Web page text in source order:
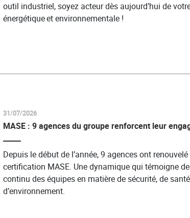
outil industriel, soyez acteur dès aujourd’hui de
énergétique et environnementale !
31/07/2026
MASE : 9 agences du groupe renforcent leur
Depuis le début de l’année, 9 agences ont
certification MASE. Une dynamique qui témoigne
continu des équipes en matière de sécurité, de
d’environnement.